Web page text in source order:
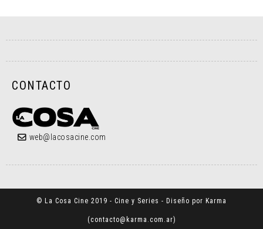
CONTACTO
web@lacosacine.com
© La Cosa Cine 2019 - Cine y Series - Diseño por Karma
(contacto@karma.com.ar)